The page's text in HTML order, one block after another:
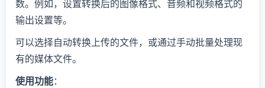
数。例如，设置转换后的图像格式、音频和视频格式的
输出设置等。
可以选择自动转换上传的文件，或通过手动批量处理现
有的媒体文件。
使用功能：